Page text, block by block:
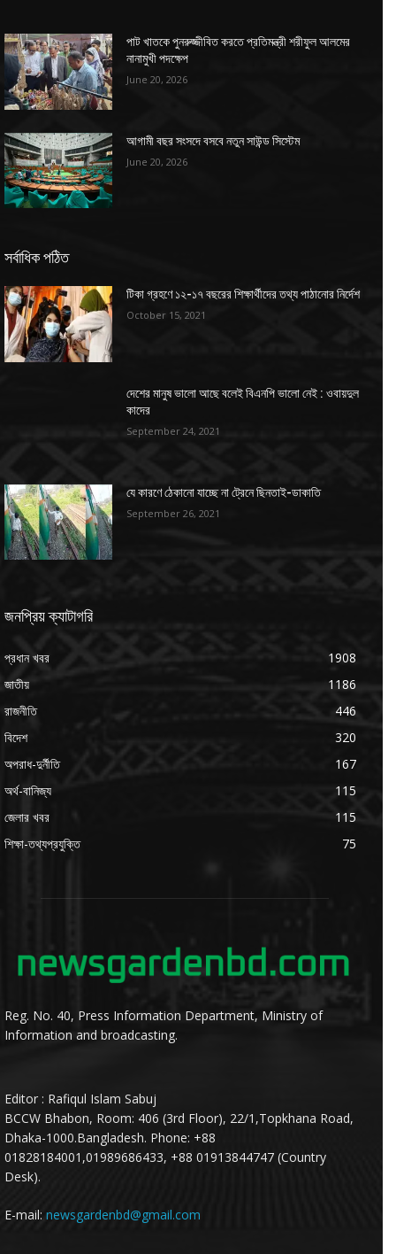
পাট খাতকে পুনরুজ্জীবিত করতে প্রতিমন্ত্রী শরীফুল আলমের
নানামুখী পদক্ষেপ
June 20, 2026
আগামী বছর সংসদে বসবে নতুন সাউন্ড সিস্টেম
June 20, 2026
সর্বাধিক পঠিত
টিকা গ্রহণে ১২-১৭ বছরের শিক্ষার্থীদের তথ্য পাঠানোর নির্দেশ
October 15, 2021
দেশের মানুষ ভালো আছে বলেই বিএনপি ভালো নেই : ওবায়দুল
কাদের
September 24, 2021
যে কারণে ঠেকানো যাচ্ছে না ট্রেনে ছিনতাই-ডাকাতি
September 26, 2021
জনপ্রিয় ক্যাটাগরি
প্রধান খবর
1908
জাতীয়
1186
রাজনীতি
446
বিদেশ
320
অপরাধ-দুর্নীতি
167
অর্থ-বানিজ্য
115
জেলার খবর
115
শিক্ষা-তথ্যপ্রযুক্তি
75
Reg. No. 40, Press Information Department, Ministry of
Information and broadcasting.
Editor : Rafiqul Islam Sabuj
BCCW Bhabon, Room: 406 (3rd Floor), 22/1,Topkhana Road,
Dhaka-1000.Bangladesh. Phone: +88
01828184001,01989686433, +88 01913844747 (Country
Desk).
E-mail: newsgardenbd@gmail.com